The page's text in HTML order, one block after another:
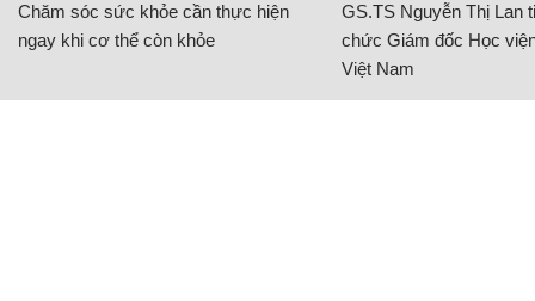
Chăm sóc sức khỏe cần thực hiện
ngay khi cơ thể còn khỏe
GS.TS Nguyễn Thị Lan
chức Giám đốc Học
Việt Nam